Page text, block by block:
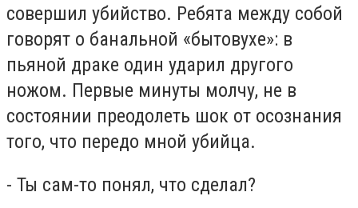
совершил убийство. Ребята между собой
говорят о банальной «бытовухе»: в
пьяной драке один ударил другого
ножом. Первые минуты молчу, не в
состоянии преодолеть шок от осознания
того, что передо мной убийца.
- Ты сам-то понял, что сделал?